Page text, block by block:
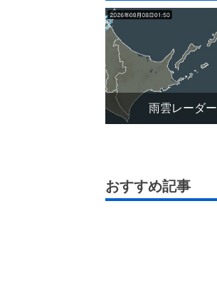
雨雲レーダー
おすすめ記事